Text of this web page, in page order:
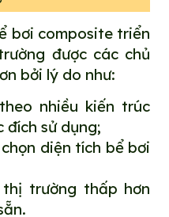
bơi composite triển
được các chủ
bởi lý do như:
nhiều kiến trúc
đích sử dụng;
diện tích bể bơi
trường thấp hơn